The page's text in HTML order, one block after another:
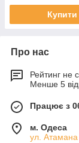
Купити
Про нас
Рейтинг не
Менше 5
Працює з
м. Одеса
ул.